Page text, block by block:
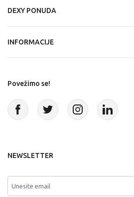
DEXY PONUDA
INFORMACIJE
Povežimo se!
NEWSLETTER